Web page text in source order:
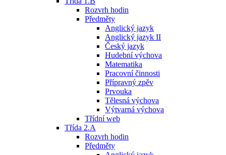
Rozvrh hodin
Předměty
Anglický jazyk
Anglický jazyk II
Český jazyk
Hudební výchova
Matematika
Pracovní činnosti
Přípravný zpěv
Prvouka
Tělesná výchova
Výtvarná výchova
Třídní web
Třída 2.A
Rozvrh hodin
Předměty